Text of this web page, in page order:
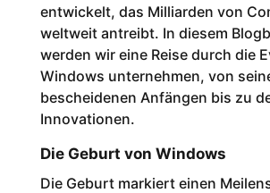
entwickelt, das Milliarden von
weltweit antreibt. In diesem
werden wir eine Reise durch die
Windows unternehmen, von
bescheidenen Anfängen bis zu
Innovationen.
Die Geburt von Windows
Die Geburt markiert einen